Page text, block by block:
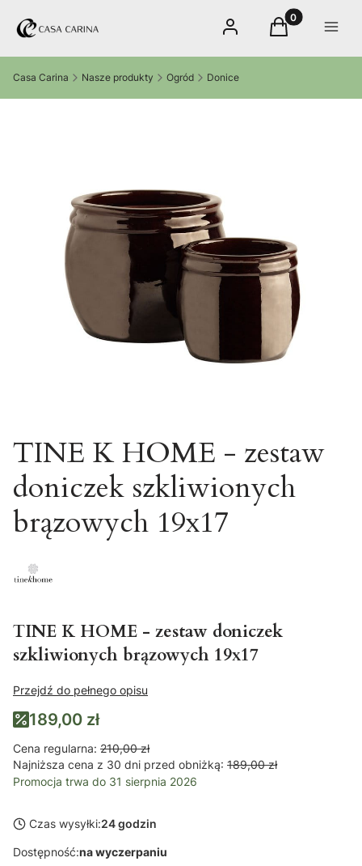
Zaloguj sięProdukty w
Koszyk Menu
Casa Carina Nasze produkty Ogród Donice
TINE K HOME - zestaw
doniczek szkliwionych
brązowych 19x17
TINE K HOME - zestaw doniczek
szkliwionych brązowych 19x17
Przejdź do pełnego opisu
189,00 zł
Cena regularna: 210,00 zł
Najniższa cena z 30 dni przed obniżką: 189,00 zł
Promocja trwa do 31 sierpnia 2026
Czas wysyłki:24 godzin
Dostępność:na wyczerpaniu